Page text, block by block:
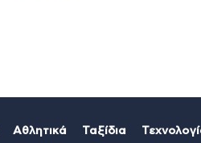
Αθλητικά Ταξίδια